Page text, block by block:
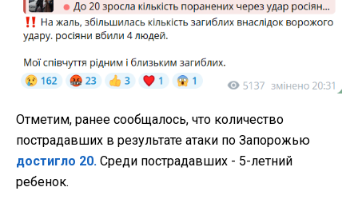
Отметим, ранее сообщалось, что количество
пострадавших в результате атаки по Запорожью
достигло 20. Среди пострадавших - 5-летний
ребенок.